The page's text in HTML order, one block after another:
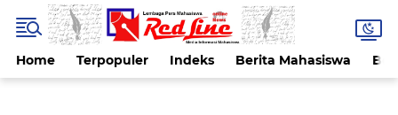
Home Terpopuler Indeks Berita Mahasiswa